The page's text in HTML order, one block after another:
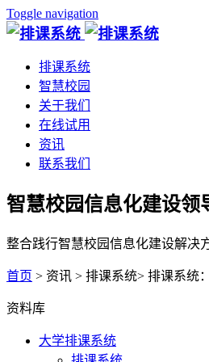
Toggle navigation
排课系统
智慧校园
关于我们
在线试用
资讯
联系我们
智慧校园信息化建设领
整合践行智慧校园信息化建设解决
首页 > 资讯 > 排课系统> 排课系统
资料库
大学排课系统